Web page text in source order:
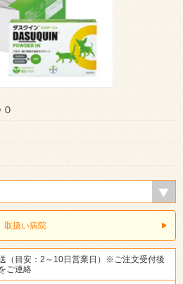
取扱い病院
（目安：2～10日営業日）※ご注文受付後
ご連絡